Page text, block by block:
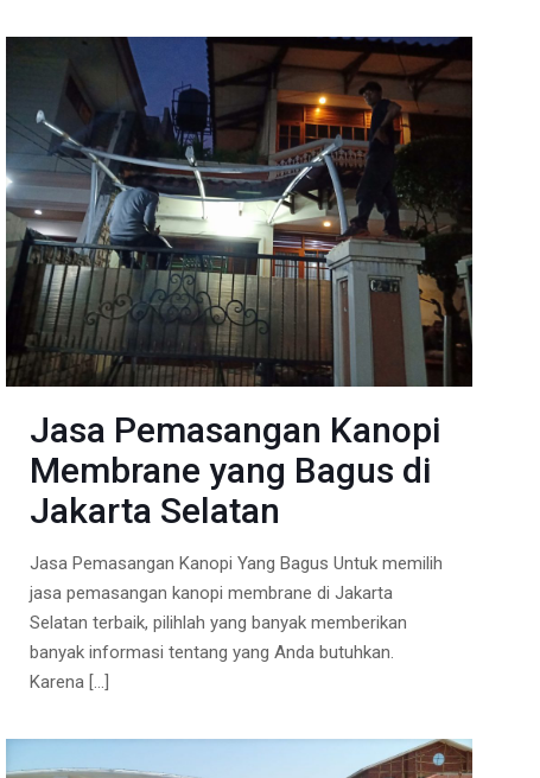
Jasa Pemasangan Kanopi
Membrane yang Bagus di
Jakarta Selatan
Jasa Pemasangan Kanopi Yang Bagus Untuk memilih
jasa pemasangan kanopi membrane di Jakarta
Selatan terbaik, pilihlah yang banyak memberikan
banyak informasi tentang yang Anda butuhkan.
Karena[…]